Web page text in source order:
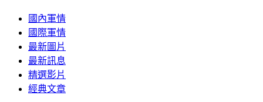
國內軍情
國際軍情
最新圖片
最新訊息
精選影片
經典文章